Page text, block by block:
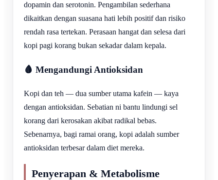
dopamin dan serotonin. Pengambilan sederhana
dikaitkan dengan suasana hati lebih positif dan risiko
rendah rasa tertekan. Perasaan hangat dan selesa dari
kopi pagi korang bukan sekadar dalam kepala.
🩸 Mengandungi Antioksidan
Kopi dan teh — dua sumber utama kafein — kaya
dengan antioksidan. Sebatian ni bantu lindungi sel
korang dari kerosakan akibat radikal bebas.
Sebenarnya, bagi ramai orang, kopi adalah sumber
antioksidan terbesar dalam diet mereka.
Penyerapan & Metabolisme